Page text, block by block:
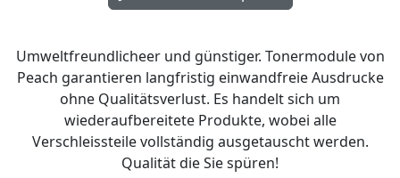
Umweltfreundlicheer und günstiger. Tonermodule von
Peach garantieren langfristig einwandfreie Ausdrucke
ohne Qualitätsverlust. Es handelt sich um
wiederaufbereitete Produkte, wobei alle
Verschleissteile vollständig ausgetauscht werden.
Qualität die Sie spüren!